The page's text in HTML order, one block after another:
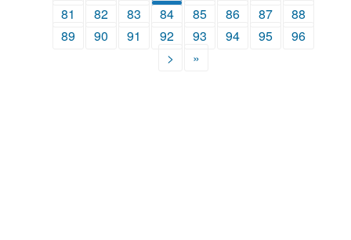
81
82 83 84 85 86 87
88
89
90 91 92 93 94 95
96
>
»